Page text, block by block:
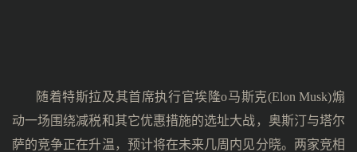
随着特斯拉及其首席执行官埃隆o马斯克(Elon Musk)煽
动一场围绕减税和其它优惠措施的选址大战，奥斯汀与塔尔
萨的竞争正在升温，预计将在未来几周内见分晓。两家竞相